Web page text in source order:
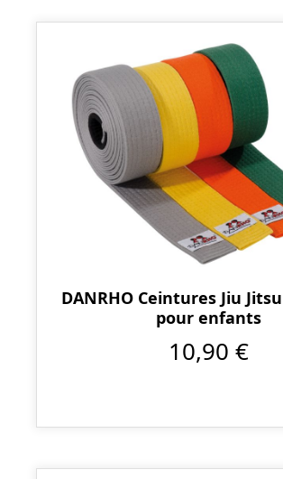
DANRHO Ceintures Jiu
pour enfants
10,90 €